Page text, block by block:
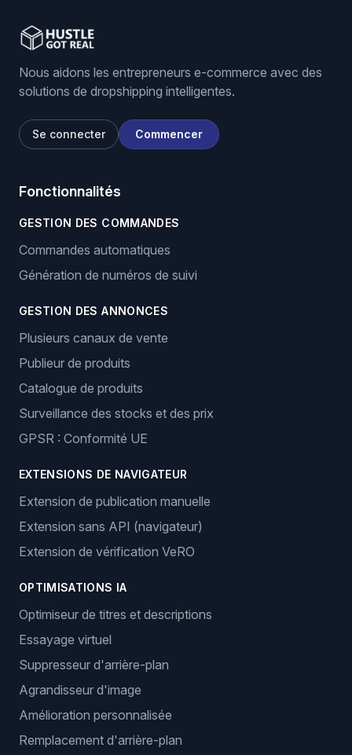
Nous aidons les entrepreneurs e-commerce avec des
solutions de dropshipping intelligentes.
Se connecter Commencer
Fonctionnalités
GESTION DES COMMANDES
Commandes automatiques
Génération de numéros de suivi
GESTION DES ANNONCES
Plusieurs canaux de vente
Publieur de produits
Catalogue de produits
Surveillance des stocks et des prix
GPSR : Conformité UE
EXTENSIONS DE NAVIGATEUR
Extension de publication manuelle
Extension sans API (navigateur)
Extension de vérification VeRO
OPTIMISATIONS IA
Optimiseur de titres et descriptions
Essayage virtuel
Suppresseur d'arrière-plan
Agrandisseur d'image
Amélioration personnalisée
Remplacement d'arrière-plan